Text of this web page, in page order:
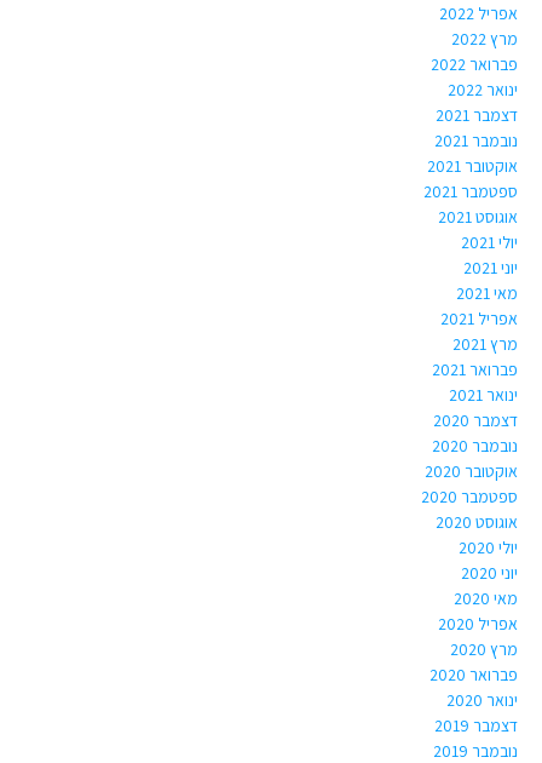
אפריל 2022
מרץ 2022
פברואר 2022
ינואר 2022
דצמבר 2021
נובמבר 2021
אוקטובר 2021
ספטמבר 2021
אוגוסט 2021
יולי 2021
יוני 2021
מאי 2021
אפריל 2021
מרץ 2021
פברואר 2021
ינואר 2021
דצמבר 2020
נובמבר 2020
אוקטובר 2020
ספטמבר 2020
אוגוסט 2020
יולי 2020
יוני 2020
מאי 2020
אפריל 2020
מרץ 2020
פברואר 2020
ינואר 2020
דצמבר 2019
נובמבר 2019